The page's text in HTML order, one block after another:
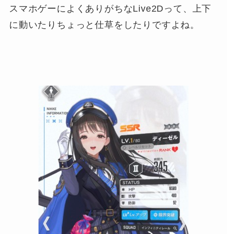
スマホゲーによくありがちなLive2Dって、上下
に動いたりちょっと仕草をしたりですよね。